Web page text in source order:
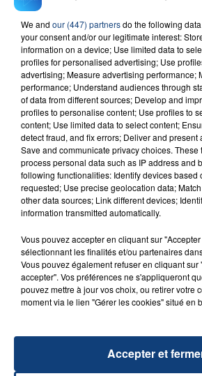
FIL D'ACTU
23 juillet 2026
INCENDIE MORTEL À LENS :
SON BÉBÉ ENTRE LA VIE ET
Un homme s'est immolé par le
aspergé sa compagne et leur
UNE ADOLESCENTE DEVANT
OPÉRER DE LA CHEVILLE
We and our (447) partnersdo the following
your consent and/or our legitimate interest:
information on a device; Use limited data to
profiles for personalised advertising; Use
advertising; Measure advertising performance;
performance; Understand audiences through
of data from different sources; Develop and
profiles to personalise content; Use profiles to
content; Use limited data to select content;
detect fraud, and fix errors; Deliver and
Save and communicate privacy choices.
process personal data such as IP address and
following functionalities: Identify devices based
requested; Use precise geolocation data;
other data sources; Link different devices;
information transmitted automatically.
Vous pouvez accepter en cliquant sur
sélectionnant les finalités et/ou partenaires
Vous pouvez également refuser en cliquant sur
accepter". Vos préférences ne s'appliqueront
pouvez mettre à jour vos choix, ou retirer votre
moment via le lien "Gérer les cookies" situé en
Accepter et